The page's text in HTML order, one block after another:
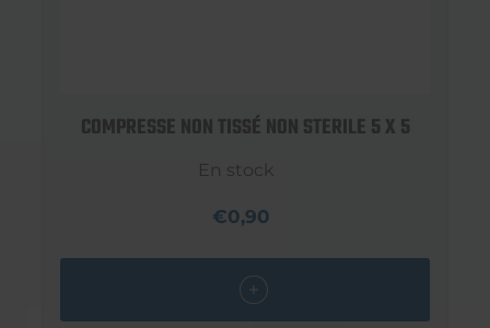
COMPRESSE NON TISSÉ NON STERILE 5 X 5
En stock
€0,90